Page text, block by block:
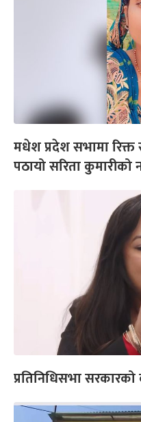
मधेश प्रदेश सभामा रिक्त
पठायो सरिता कुमारीको
प्रतिनिधिसभा